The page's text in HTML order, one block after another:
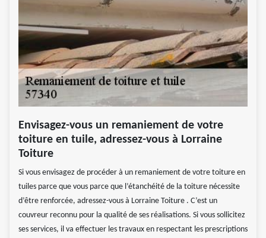
Envisagez-vous un remaniement de votre
toiture en tuile, adressez-vous à Lorraine
Toiture
Si vous envisagez de procéder à un remaniement de votre toiture en
tuiles parce que vous parce que l’étanchéité de la toiture nécessite
d’être renforcée, adressez-vous à Lorraine Toiture . C’est un
couvreur reconnu pour la qualité de ses réalisations. Si vous sollicitez
ses services, il va effectuer les travaux en respectant les prescriptions